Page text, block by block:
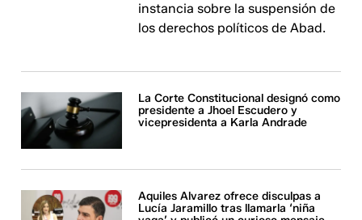
instancia sobre la suspensión de
los derechos políticos de Abad.
La Corte Constitucional designó como
presidente a Jhoel Escudero y
vicepresidenta a Karla Andrade
Aquiles Alvarez ofrece disculpas a
Lucía Jaramillo tras llamarla ‘niña